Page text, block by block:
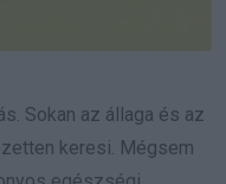
Sokan az állaga és az
keresi. Mégsem